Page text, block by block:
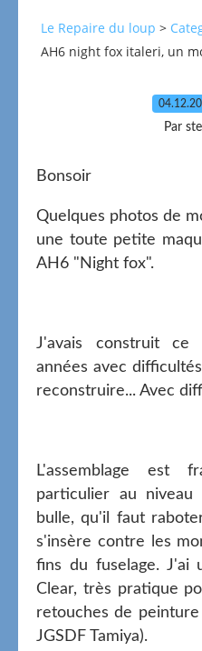
Le Repaire du loup >
AH6 night fox italeri, un
Par
Bonsoir
Quelques photos de
une toute petite
AH6 "Night fox".
J'avais construit
années avec
reconstruire... Avec
L'assemblage est
particulier au
bulle, qu'il faut
s'insère contre les
fins du fuselage. J'ai
Clear, très pratique
retouches de
JGSDF Tamiya).